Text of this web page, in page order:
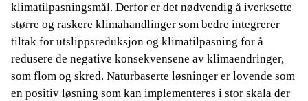
klimatilpasningsmål. Derfor er det nødvendig å iverksette
større og raskere klimahandlinger som bedre integrerer
tiltak for utslippsreduksjon og klimatilpasning for å
redusere de negative konsekvensene av klimaendringer,
som flom og skred. Naturbaserte løsninger er lovende som
en positiv løsning som kan implementeres i stor skala der